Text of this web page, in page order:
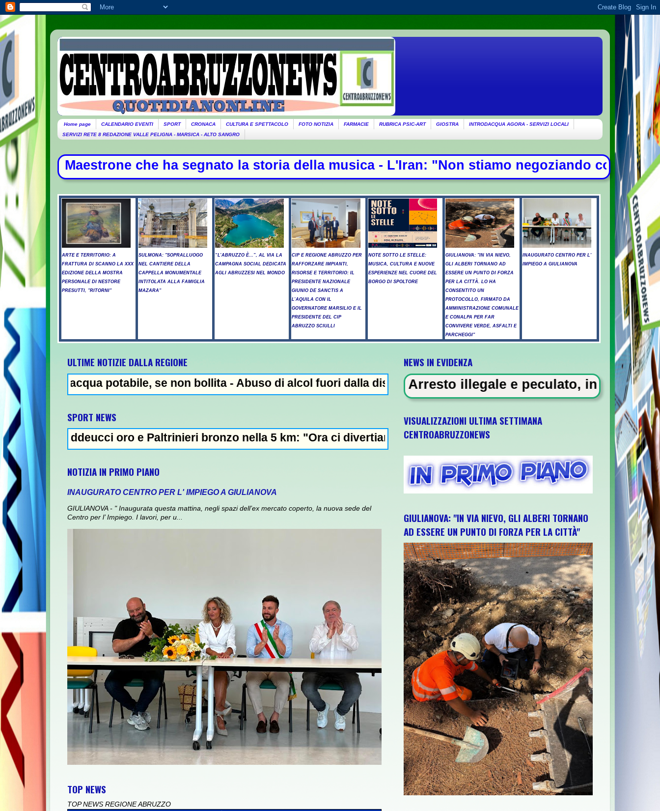
Home page CALENDARIO EVENTI SPORT CRONACA CULTURA E SPETTACOLO FOTO NOTIZIA FARMACIE RUBRICA PSIC-ART GIOSTRA
INTRODACQUA AGORA - SERVIZI LOCALI
SERVIZI RETE 8 REDAZIONE VALLE PELIGNA - MARSICA - ALTO SANGRO
che ha segnato la storia della musica - L'Iran: "Non stiamo negoziando con gli Usa su
ARTE E TERRITORIO: A
FRATTURA DI SCANNO LA XXX
EDIZIONE DELLA MOSTRA
PERSONALE DI NESTORE
PRESUTTI, "RITORNI"
SULMONA: "SOPRALLUOGO
NEL CANTIERE DELLA
CAPPELLA MONUMENTALE
INTITOLATA ALLA FAMIGLIA
MAZARA"
“L’ABRUZZO È…”, AL VIA LA
CAMPAGNA SOCIAL DEDICATA
AGLI ABRUZZESI NEL MONDO
CIP E REGIONE ABRUZZO PER
RAFFORZARE IMPIANTI,
RISORSE E TERRITORIO: IL
PRESIDENTE NAZIONALE
GIUNIO DE SANCTIS A
L’AQUILA CON IL
GOVERNATORE MARSILIO E IL
PRESIDENTE DEL CIP
ABRUZZO SCIULLI
NOTE SOTTO LE STELLE:
MUSICA, CULTURA E NUOVE
ESPERIENZE NEL CUORE DEL
BORGO DI SPOLTORE
GIULIANOVA: "IN VIA NIEVO,
GLI ALBERI TORNANO AD
ESSERE UN PUNTO DI FORZA
PER LA CITTÀ. LO HA
CONSENTITO UN
PROTOCOLLO, FIRMATO DA
AMMINISTRAZIONE COMUNALE
E CONALPA PER FAR
CONVIVERE VERDE, ASFALTI E
PARCHEGGI"
INAUGURATO CENTRO PER L'
IMPIEGO A GIULIANOVA
ULTIME NOTIZIE DALLA REGIONE
potabile, se non bollita - Abuso di alcol fuori dalla discoteca, minorenni intossicati a Pescara - Il vento riaccende il
SPORT NEWS
oro e Paltrinieri bronzo nella 5 km: "Ora ci divertiamo in staffetta"- L'Italia U21 il 5 ottobre a Pescara l'ultima gara
NOTIZIA IN PRIMO PIANO
INAUGURATO CENTRO PER L' IMPIEGO A GIULIANOVA
GIULIANOVA - " Inaugurata questa mattina, negli spazi dell’ex mercato coperto, la nuova sede del
Centro per l’ Impiego. I lavori, per u...
TOP NEWS
TOP NEWS REGIONE ABRUZZO
NEWS IN EVIDENZA
NEWS IN EVIDENZA - Arresto illegale e peculato, in carcere 5 vigili
VISUALIZZAZIONI ULTIMA SETTIMANA
CENTROABRUZZONEWS
GIULIANOVA: "IN VIA NIEVO, GLI ALBERI TORNANO
AD ESSERE UN PUNTO DI FORZA PER LA CITTÀ"